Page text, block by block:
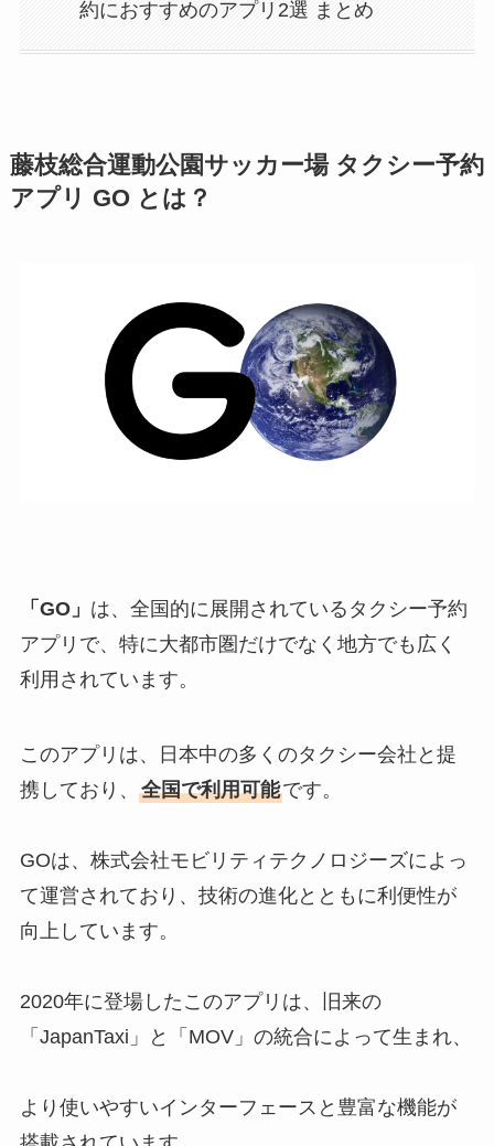
約におすすめのアプリ2選 まとめ
藤枝総合運動公園サッカー場 タクシー予約
アプリ GO とは？
「GO」 は、全国的に展開されているタクシー予約
アプリで、特に大都市圏だけでなく地方でも広く
利用されています。
このアプリは、日本中の多くのタクシー会社と提
携しており、 全国で利用可能です。
GOは、株式会社モビリティテクノロジーズによっ
て運営されており、技術の進化とともに利便性が
向上しています。
2020年に登場したこのアプリは、旧来の
「JapanTaxi」と「MOV」の統合によって生まれ、
より使いやすいインターフェースと豊富な機能が